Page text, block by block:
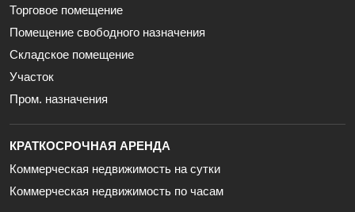
Торговое помещение
Помещение свободного назначения
Складское помещение
Участок
Пром. назначения
КРАТКОСРОЧНАЯ АРЕНДА
Коммерческая недвижимость на сутки
Коммерческая недвижимость по часам